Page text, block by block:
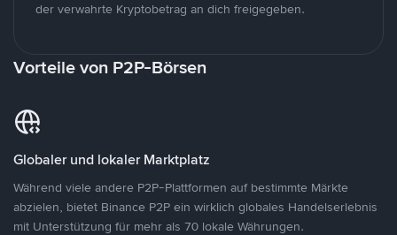
der verwahrte Kryptobetrag an dich freigegeben.
Vorteile von P2P-Börsen
Globaler und lokaler Marktplatz
Während viele andere P2P-Plattformen auf bestimmte Märkte
abzielen, bietet Binance P2P ein wirklich globales Handelserlebnis
mit Unterstützung für mehr als 70 lokale Währungen.